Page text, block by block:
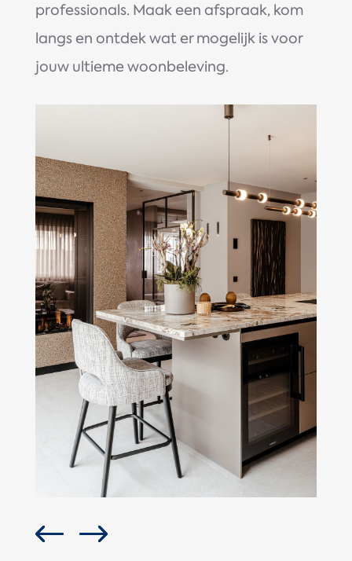
professionals. Maak een afspraak, kom
langs en ontdek wat er mogelijk is voor
jouw ultieme woonbeleving.